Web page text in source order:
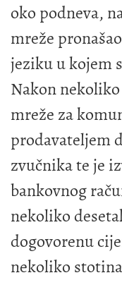
oko podneva,
mreže
jeziku u kojem
Nakon
mreže za
prodavateljem
zvučnika te je
bankovnog
nekoliko
dogovorenu
nekoliko